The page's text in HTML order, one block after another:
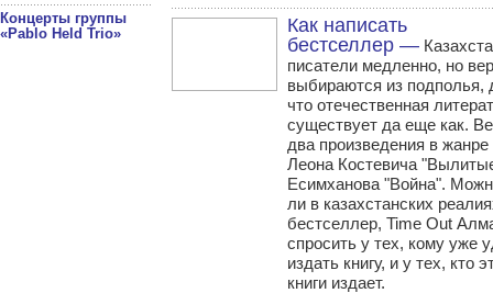
Концерты группы
«Pablo Held Trio»
Как написать
бестселлер —
писатели медленно, но
выбираются из подполья,
что отечественная
существует да еще как.
два произведения в
Леона Костевича
Есимханова "Война".
ли в казахстанских
бестселлер, Time Out
спросить у тех, кому уже
издать книгу, и у тех, кто
книги издает.